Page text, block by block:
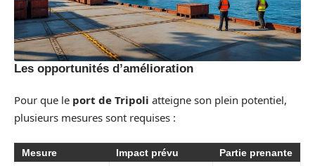
Les opportunités d’amélioration
Pour que le port de Tripoli atteigne son plein potentiel,
plusieurs mesures sont requises :
Mesure Impact prévu Partie prenante